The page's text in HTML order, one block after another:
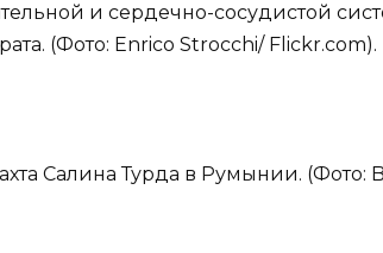
и сердечно-сосудистой
(Фото: Enrico Strocchi/ Flickr.com).
Салина Турда в Румынии. (Фото: